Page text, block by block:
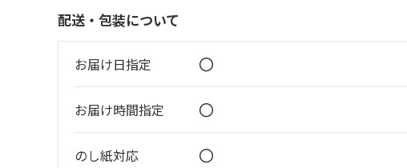
配送・包装について
お届け日指定 〇
お届け時間指定 〇
のし紙対応 〇